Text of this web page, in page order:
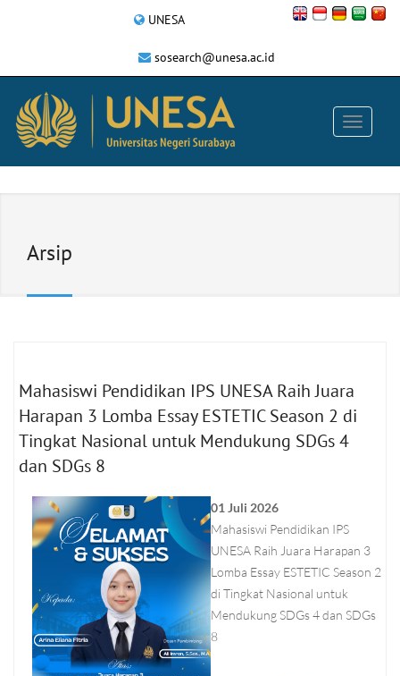
UNESA
sosearch@unesa.ac.id
Arsip
Mahasiswi Pendidikan IPS UNESA Raih Juara
Harapan 3 Lomba Essay ESTETIC Season 2 di
Tingkat Nasional untuk Mendukung SDGs 4
dan SDGs 8
01 Juli 2026
Mahasiswi Pendidikan IPS
UNESA Raih Juara Harapan 3
Lomba Essay ESTETIC Season 2
di Tingkat Nasional untuk
Mendukung SDGs 4 dan SDGs
8